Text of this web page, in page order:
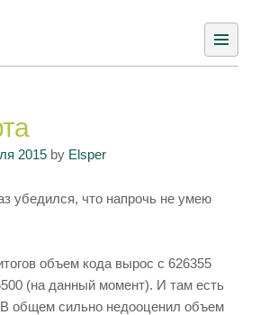
2015by Elsper
убедился, что напрочь не умею
объем кода вырос с 626355
(на данный момент). И там есть
общем сильно недооценил объем